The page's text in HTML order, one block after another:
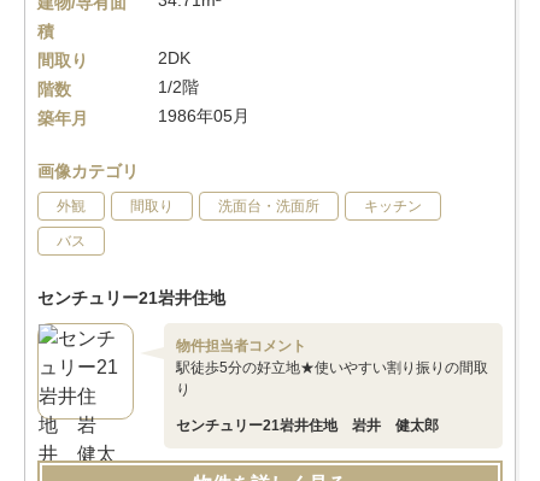
積
間取り
2DK
階数
1/2階
築年月
1986年05月
画像カテゴリ
外観 間取り 洗面台・洗面所 キッチン
バス
センチュリー21岩井住地
物件担当者コメント
駅徒歩5分の好立地★使いやすい割り振りの間取
り
センチュリー21岩井住地 岩井 健太郎